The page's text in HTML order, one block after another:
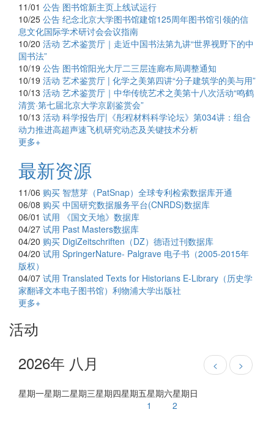
11/01 公告 图书馆新主页上线试运行
10/25 公告 纪念北京大学图书馆建馆125周年图书馆引领的信
息文化国际学术研讨会会议指南
10/20 活动 艺术鉴赏厅｜走近中国书法第九讲“世界视野下的中
国书法”
10/19 公告 图书馆阳光大厅二三层连廊布局调整通知
10/19 活动 艺术鉴赏厅 | 化学之美第四讲“分子建筑学的美与用”
10/13 活动 艺术鉴赏厅｜中华传统艺术之美第十八次活动“鸣鹤
清赏·第七届北京大学京剧鉴赏会”
10/13 活动 科学报告厅|《彤程材料科学论坛》第034讲：组合
动力推进高超声速飞机研究动态及关键技术分析
更多+
最新资源
11/06 购买 智慧芽（PatSnap）全球专利检索数据库开通
06/08 购买 中国研究数据服务平台(CNRDS)数据库
06/01 试用
《国文天地》数据库
04/27 试用 Past Masters数据库
04/20 购买 DigiZeitschriften（DZ）德语过刊数据库
04/20 试用 SpringerNature- Palgrave 电子书（2005-2015年
版权）
04/07 试用 Translated Texts for Historians E-Library（历史学
家翻译文本电子图书馆）利物浦大学出版社
更多+
活动
2026年 八月
< >
星期一星期二星期三星期四星期五星期六星期日
1
2